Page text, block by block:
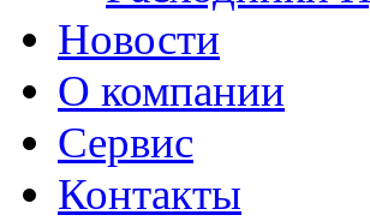
Новости
О компании
Сервис
Контакты